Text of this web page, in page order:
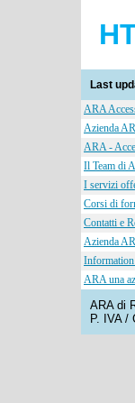
Last
ARA
Azienda
ARA -
Il Team di
I servizi
Corsi di
Contatti e
Azienda
ARA una
ARA di
P. IVA /